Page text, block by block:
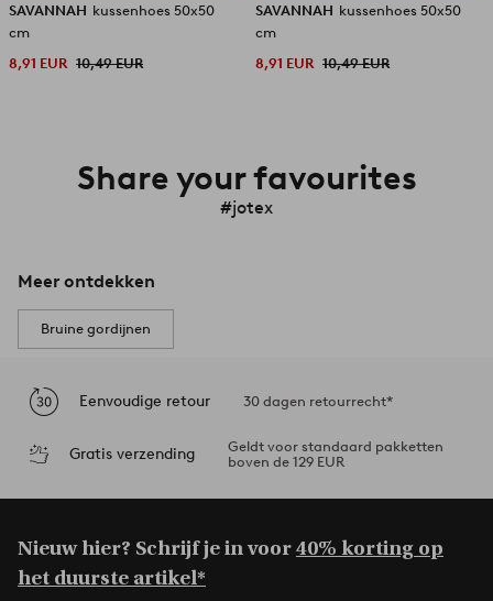
SAVANNAH kussenhoes 50x50
cm
8,91 EUR 10,49 EUR
SAVANNAH kussenhoes 50x50
cm
8,91 EUR 10,49 EUR
Share your favourites
#jotex
Meer ontdekken
Bruine gordijnen
Eenvoudige retour 30 dagen retourrecht*
Gratis verzending
Geldt voor standaard pakketten
boven de 129 EUR
Nieuw hier? Schrijf je in voor40% korting op
het duurste artikel*